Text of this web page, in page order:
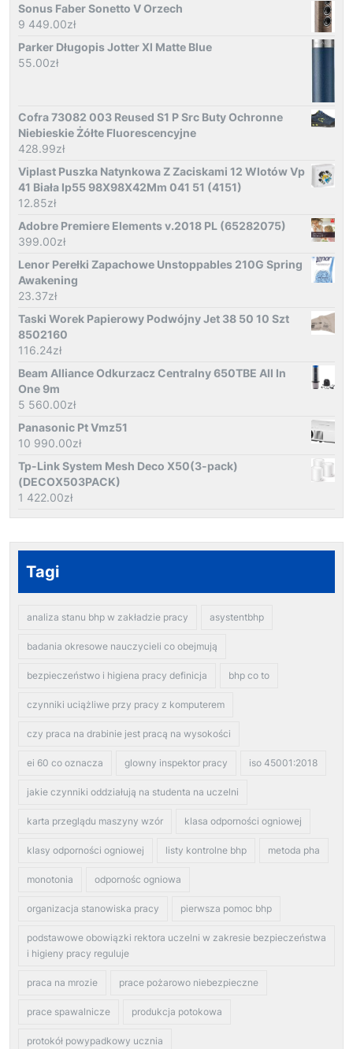
Sonus Faber Sonetto V Orzech
9 449.00zł
Parker Długopis Jotter Xl Matte Blue
55.00zł
Cofra 73082 003 Reused S1 P Src Buty Ochronne
Niebieskie Żółte Fluorescencyjne
428.99zł
Viplast Puszka Natynkowa Z Zaciskami 12 Wlotów Vp
41 Biała Ip55 98X98X42Mm 041 51 (4151)
12.85zł
Adobre Premiere Elements v.2018 PL (65282075)
399.00zł
Lenor Perełki Zapachowe Unstoppables 210G Spring
Awakening
23.37zł
Taski Worek Papierowy Podwójny Jet 38 50 10 Szt
8502160
116.24zł
Beam Alliance Odkurzacz Centralny 650TBE All In
One 9m
5 560.00zł
Panasonic Pt Vmz51
10 990.00zł
Tp-Link System Mesh Deco X50(3-pack)
(DECOX503PACK)
1 422.00zł
Tagi
analiza stanu bhp w zakładzie pracy asystentbhp
badania okresowe nauczycieli co obejmują
bezpieczeństwo i higiena pracy definicja bhp co to
czynniki uciążliwe przy pracy z komputerem
czy praca na drabinie jest pracą na wysokości
ei 60 co oznacza glowny inspektor pracy iso 45001:2018
jakie czynniki oddziałują na studenta na uczelni
karta przeglądu maszyny wzór klasa odporności ogniowej
klasy odporności ogniowej listy kontrolne bhp metoda pha
monotonia odpornośc ogniowa
organizacja stanowiska pracy pierwsza pomoc bhp
podstawowe obowiązki rektora uczelni w zakresie bezpieczeństwa
i higieny pracy reguluje
praca na mrozie prace pożarowo niebezpieczne
prace spawalnicze produkcja potokowa
protokół powypadkowy ucznia